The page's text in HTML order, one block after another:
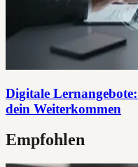
Digitale
dein Weiterkommen
Empfohlen